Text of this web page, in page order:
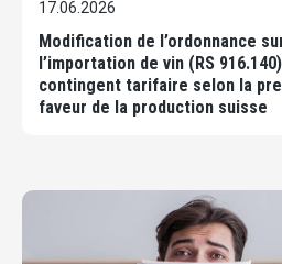
17.06.2026
Modification de l’ordonnance
l’importation de vin (RS
contingent tarifaire selon la
faveur de la production suisse